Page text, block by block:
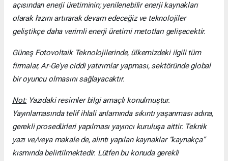
açısından enerji üretiminin; yenilenebilir enerji kaynakları
olarak hızını artırarak devam edeceğiz ve teknolojiler
geliştikçe daha verimli enerji üretimi metotları gelişecektir.
Güneş Fotovoltaik Teknolojilerinde, ülkemizdeki ilgili tüm
firmalar, Ar-Ge’ye ciddi yatırımlar yapması, sektöründe global
bir oyuncu olmasını sağlayacaktır.
Not:Yazıdaki resimler bilgi amaçlı konulmuştur.
Yayınlamasında telif ihlali anlamında sıkıntı yaşanması adına,
gerekli prosedürleri yapılması yayıncı kuruluşa aittir. Teknik
yazı ve/veya makale de, alıntı yapılan kaynaklar “kaynakça”
kısmında belirtilmektedir. Lütfen bu konuda gerekli